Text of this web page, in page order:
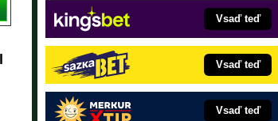
Vsaď teď
Vsaď teď
Vsaď teď